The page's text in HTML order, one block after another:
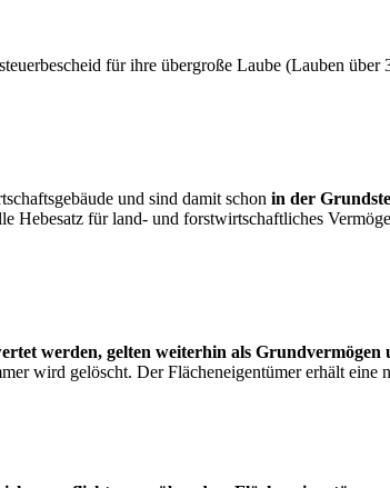
für ihre übergroße Laube (Lauben
und sind damit schon in der
Hebesatz für land- und forstwirtschaftliches
werden, gelten weiterhin als Grundvermögen
wird gelöscht. Der Flächeneigentümer erhält eine